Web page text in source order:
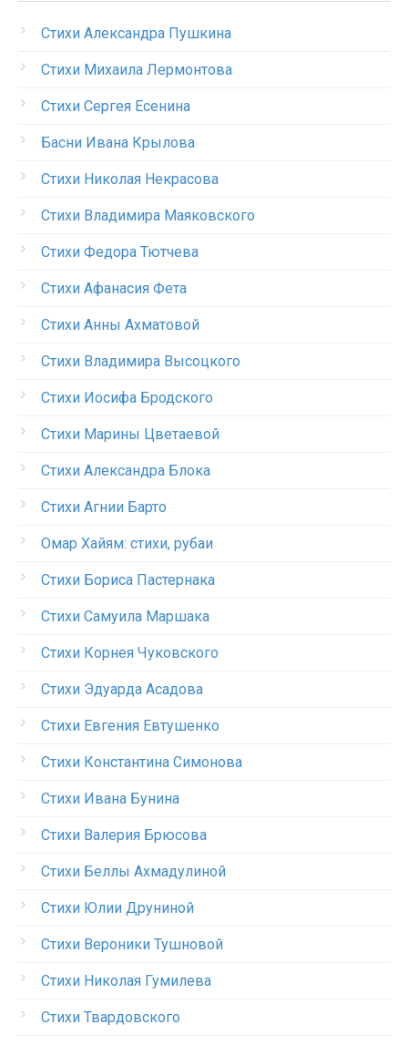
Стихи Александра Пушкина
Стихи Михаила Лермонтова
Стихи Сергея Есенина
Басни Ивана Крылова
Стихи Николая Некрасова
Стихи Владимира Маяковского
Стихи Федора Тютчева
Стихи Афанасия Фета
Стихи Анны Ахматовой
Стихи Владимира Высоцкого
Стихи Иосифа Бродского
Стихи Марины Цветаевой
Стихи Александра Блока
Стихи Агнии Барто
Омар Хайям: стихи, рубаи
Стихи Бориса Пастернака
Стихи Самуила Маршака
Стихи Корнея Чуковского
Стихи Эдуарда Асадова
Стихи Евгения Евтушенко
Стихи Константина Симонова
Стихи Ивана Бунина
Стихи Валерия Брюсова
Стихи Беллы Ахмадулиной
Стихи Юлии Друниной
Стихи Вероники Тушновой
Стихи Николая Гумилева
Стихи Твардовского